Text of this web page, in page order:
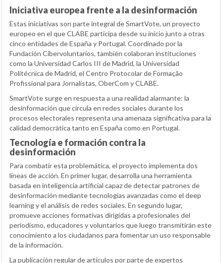
Iniciativa europea frente a la desinformación
Estas iniciativas son parte integral de SmartVote, un proyecto
europeo en el que CLABE participa desde su inicio junto a otras
cinco entidades de España y Portugal. Coordinado por la
Fundación Cibervoluntarios, también colaboran instituciones
como la Universidad Carlos III de Madrid, la Universidad
Politécnica de Madrid, el Centro Protocolar de Formação
Profissional para Jornalistas, OberCom y CLABE.
SmartVote surge en respuesta a una realidad alarmante: la
desinformación que circula en redes sociales durante los
procesos electorales representa una amenaza significativa para la
calidad democrática tanto en España como en Portugal.
Tecnología e formación contra la
desinformación
Para combatir esta problemática, el proyecto implementa dos
líneas de acción. En primer lugar, desarrolla una herramienta
basada en inteligencia artificial capaz de detectar patrones de
desinformación mediante tecnologías avanzadas como el deep
learning y el análisis de redes sociales. En segundo lugar,
promueve acciones formativas dirigidas a profesionales del
periodismo, educadores y voluntarios que luego transmitirán este
conocimiento a los ciudadanos para fomentar un uso responsable
de la información.
La publicación regular de artículos por parte de expertos